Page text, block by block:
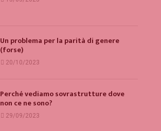
Un problema per la parità di genere
(forse)
20/10/2023
Perché vediamo sovrastrutture dove
non ce ne sono?
29/09/2023